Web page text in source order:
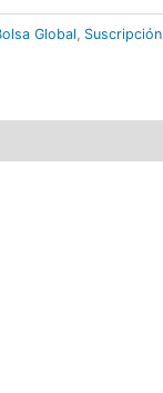
Global Suscripción